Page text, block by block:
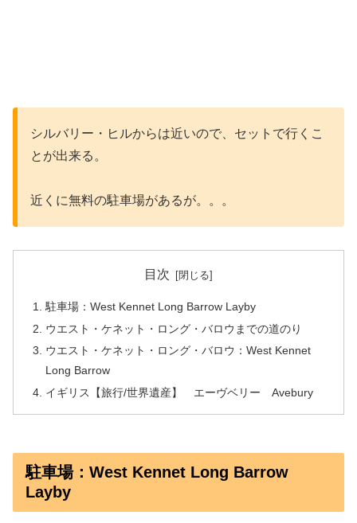
シルバリー・ヒルからは近いので、セットで行くこ
とが出来る。
近くに無料の駐車場があるが。。。
目次
駐車場：West Kennet Long Barrow Layby
ウエスト・ケネット・ロング・バロウまでの道のり
ウエスト・ケネット・ロング・バロウ：West Kennet
Long Barrow
イギリス【旅行/世界遺産】 エーヴベリー Avebury
駐車場：West Kennet Long Barrow
Layby